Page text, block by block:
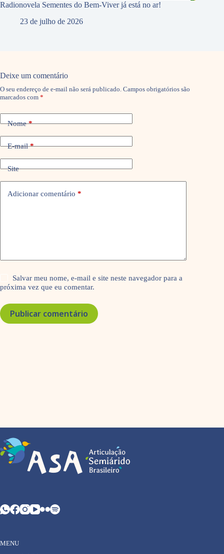
Radionovela Sementes do Bem-Viver já está no ar!
23 de julho de 2026
Deixe um comentário
O seu endereço de e-mail não será publicado. Campos obrigatórios são
marcados com *
Nome*
E-mail*
Site
Adicionar comentário *
Salvar meu nome, e-mail e site neste navegador para a
próxima vez que eu comentar.
Publicar comentário
MENU